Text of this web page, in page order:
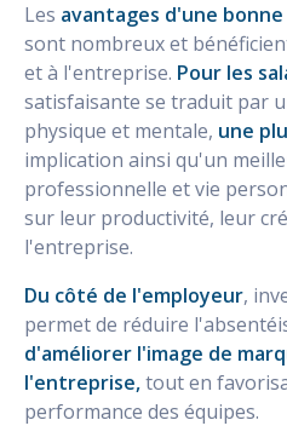
Les avantages d'une
sont nombreux et
et à l'entreprise. Pour les
satisfaisante se traduit par
physique et mentale, une
implication ainsi qu'un
professionnelle et vie
sur leur productivité, leur
l'entreprise.
Du côté de l'employeur,
permet de réduire
d'améliorer l'image de
l'entreprise,tout en
performance des équipes.